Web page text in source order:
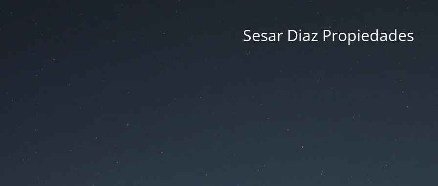
Sesar Diaz Propiedades